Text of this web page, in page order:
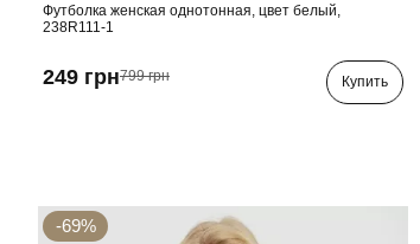
Футболка женская однотонная, цвет белый,
238R111-1
249 грн799 грн Купить
-69%